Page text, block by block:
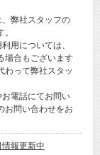
弊社スタッフの
用については、
場合もございます
わって弊社スタッ
電話にてお問い
お問い合わせをお
報更新中